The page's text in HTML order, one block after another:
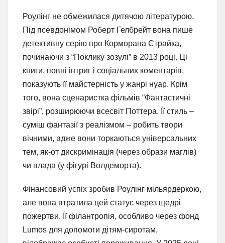
Роулінг не обмежилася дитячою літературою.
Під псевдонімом Роберт Гелбрейт вона пише
детективну серію про Корморана Страйка,
починаючи з “Поклику зозулі” в 2013 році. Ці
книги, повні інтриг і соціальних коментарів,
показують її майстерність у жанрі нуар. Крім
того, вона сценаристка фільмів “Фантастичні
звірі”, розширюючи всесвіт Поттера. Її стиль –
суміш фантазії з реалізмом – робить твори
вічними, адже вони торкаються універсальних
тем, як-от дискримінація (через образи маглів)
чи влада (у фігурі Волдеморта).
Фінансовий успіх зробив Роулінг мільярдеркою,
але вона втратила цей статус через щедрі
пожертви. Її філантропія, особливо через фонд
Lumos для допомоги дітям-сиротам,